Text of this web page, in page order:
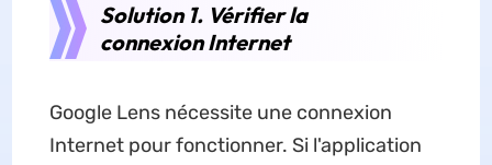
Solution 1. Vérifier la
connexion Internet
Google Lens nécessite une connexion
Internet pour fonctionner. Si l'application